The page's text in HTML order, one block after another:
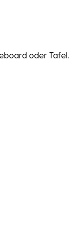
oder Tafel.